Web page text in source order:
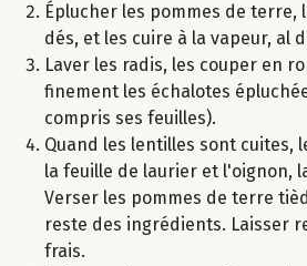
Éplucher les pommes de terre,
dés, et les cuire à la vapeur, al
Laver les radis, les couper en
finement les échalotes
compris ses feuilles).
Quand les lentilles sont cuites,
la feuille de laurier et l'oignon,
Verser les pommes de terre
reste des ingrédients. Laisser
frais.